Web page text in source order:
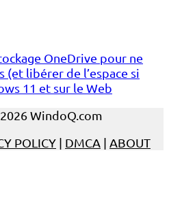
OneDrive pour ne
libérer de l’espace si
11 et sur le Web
WindoQ.com
POLICY | DMCA | ABOUT